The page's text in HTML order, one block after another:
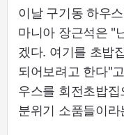
이날 구기동 하우
마니아 장근석은 "
겠다. 여기를 초밥
되어보려고 한다"
우스를 회전초밥
분위기 소품들이라